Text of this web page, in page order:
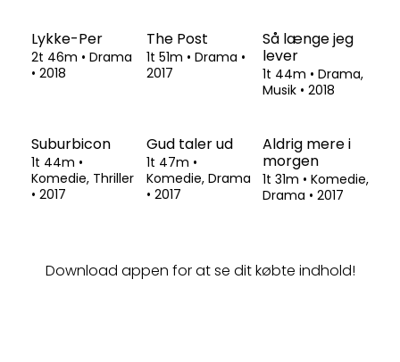
Den tid på året
1t 38m •
Komedie, Drama